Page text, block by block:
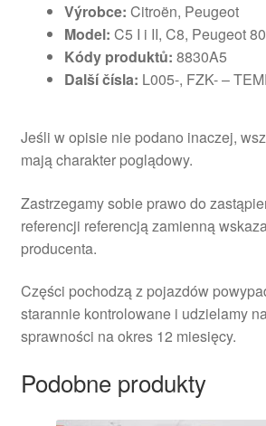
Výrobce: Citroën, Peugeot
Model: C5 I i II, C8, Peugeot
Kódy produktů: 8830A5
Další čísla: L005-, FZK- –
Jeśli w opisie nie podano inaczej,
mają charakter poglądowy.
Zastrzegamy sobie prawo do
referencji referencją zamienną
producenta.
Części pochodzą z pojazdów
starannie kontrolowane i udzielamy
sprawności na okres 12 miesięcy.
Podobne produkty